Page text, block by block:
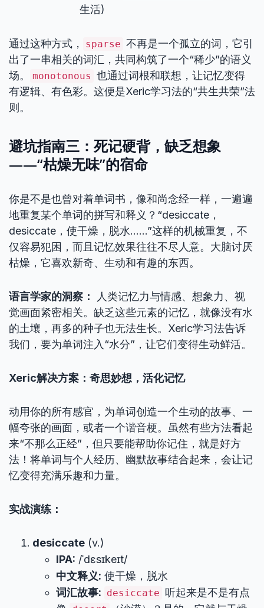
生活)
通过这种方式， sparse 不再是一个孤立的词，它引
出了一串相关的词汇，共同构筑了一个“稀少”的语义
场。
monotonous 也通过词根和联想，让记忆变得
有逻辑、有色彩。这便是Xeric学习法的“共生共荣”法
则。
避坑指南三：死记硬背，缺乏想象
——“枯燥无味”的宿命
你是不是也曾对着单词书，像和尚念经一样，一遍遍
地重复某个单词的拼写和释义？“desiccate，
desiccate，使干燥，脱水……”这样的机械重复，不
仅容易犯困，而且记忆效果往往不尽人意。大脑讨厌
枯燥，它喜欢新奇、生动和有趣的东西。
语言学家的洞察：
人类记忆力与情感、想象力、视
觉画面紧密相关。缺乏这些元素的记忆，就像没有水
的土壤，再多的种子也无法生长。Xeric学习法告诉
我们，要为单词注入“水分”，让它们变得生动鲜活。
Xeric解决方案：奇思妙想，活化记忆
动用你的所有感官，为单词创造一个生动的故事、一
幅夸张的画面，或者一个谐音梗。虽然有些方法看起
来“不那么正经”，但只要能帮助你记住，就是好方
法！将单词与个人经历、幽默故事结合起来，会让记
忆变得充满乐趣和力量。
实战演练：
desiccate (v.)
IPA: /ˈdɛsɪkeɪt/
中文释义: 使干燥，脱水
词汇故事: desiccate 听起来是不是有点